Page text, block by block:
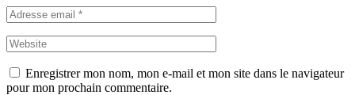
Enregistrer mon nom, mon e-mail et mon site dans le navigateur
pour mon prochain commentaire.